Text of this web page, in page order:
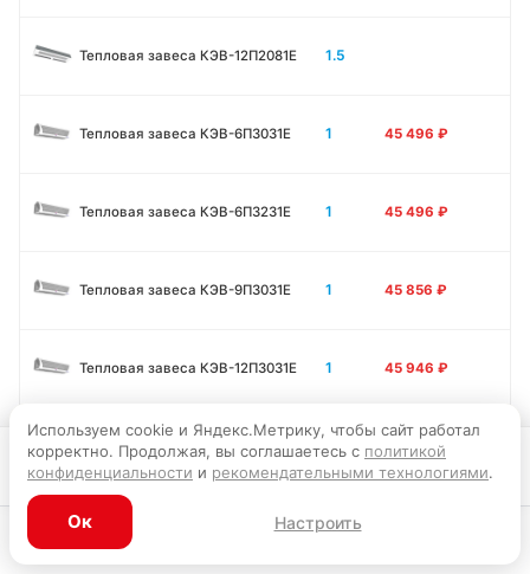
Главная
Тепловая завеса КЭВ-12П2081E 1.5
Тепловая завеса КЭВ-6П3031E 1 45 496 ₽
Тепловая завеса КЭВ-6П3231E 1 45 496 ₽
Тепловая завеса КЭВ-9П3031E 1 45 856 ₽
Тепловая завеса КЭВ-12П3031E 1 45 946 ₽
Тепловая завеса КЭВ-9П3011E 1.5 56 295₽
Тепловая завеса КЭВ-12П3011E 1.5
Используем cookie и Яндекс.Метрику, чтобы сайт работал
корректно. Продолжая, вы соглашаетесь с политикой
конфиденциальности и рекомендательными технологиями.
Ок Настроить
Запросить цену